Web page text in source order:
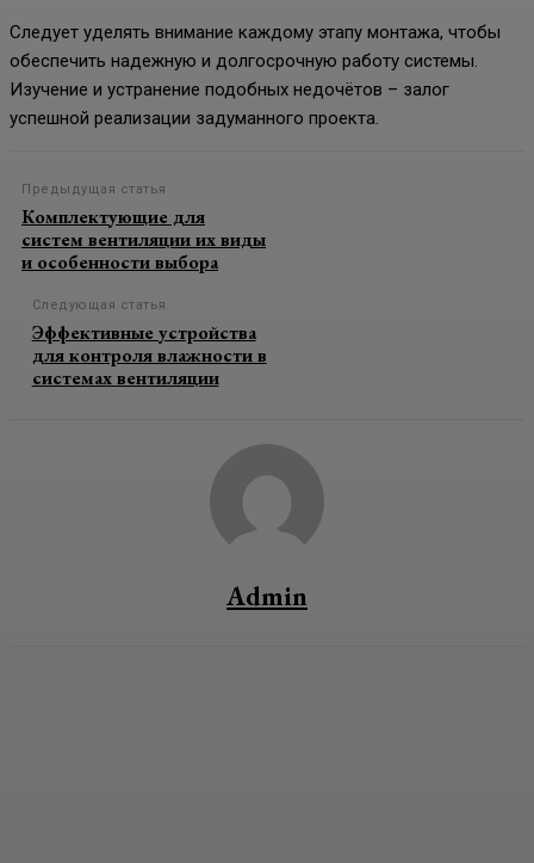
Следует уделять внимание каждому этапу монтажа, чтобы
обеспечить надежную и долгосрочную работу системы.
Изучение и устранение подобных недочётов – залог
успешной реализации задуманного проекта.
Предыдущая статья
Комплектующие для
систем вентиляции их виды
и особенности выбора
Следующая статья
Эффективные устройства
для контроля влажности в
системах вентиляции
Admin